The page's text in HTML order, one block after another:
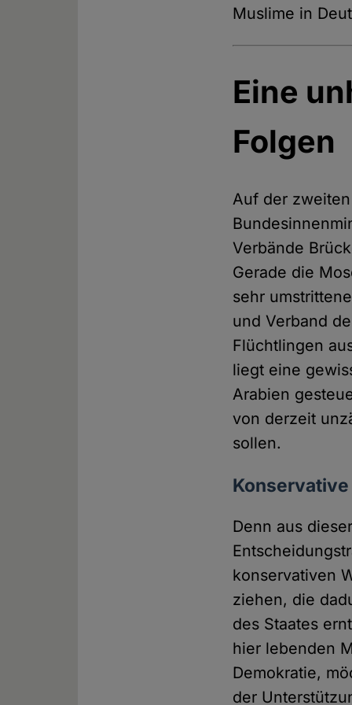
Muslime in
Eine
Folgen
Auf der
Verbände
Gerade die
sehr
und Verband
Flüchtlingen
liegt eine
Arabien
von derzeit
sollen.
Denn aus
konservativen
ziehen, die
des Staates
hier lebenden
Demokratie,
der